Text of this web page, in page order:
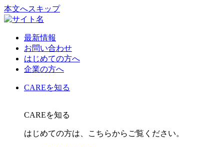
本文へスキップ
最新情報
お問い合わせ
はじめての方へ
企業の方へ
CAREを知る
CAREを知る
はじめての方は、こちらからご覧ください。